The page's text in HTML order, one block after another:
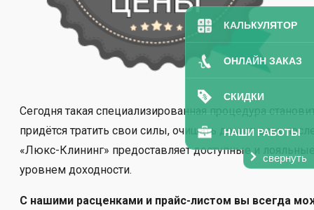
КАЛЬКУЛЯТОР
ОНЛАЙН ЗАКАЗ
СКИДКИ
НАШИ РАБОТЫ
свернуть
Сегодня такая специализированная процедура
придётся тратить свои силы, очищать дом от всех
«Люкс-Клининг» предоставляет доступные и
уровнем доходности.
С нашими расценками и прайс-листом вы всегда